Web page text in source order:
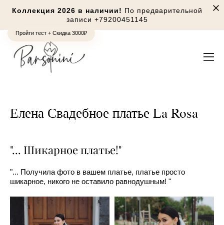
Пройти тест + Скидка 3000₽
Коллекция 2026 в наличии! По предварительной
записи +79200451145
Елена Свадебное платье La Rosa
"... Шикарное платье!"
"... Получила фото в вашем платье, платье просто
шикарное, никого не оставило равнодушным! "